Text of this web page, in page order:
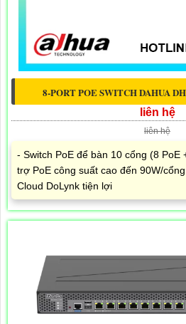
8-PORT POE SWITCH DAHUA
liên hệ
liên hệ
- Switch PoE để bàn 10 cổng (8 PoE
trợ PoE công suất cao đến 90W/
Cloud DoLynk tiện lợi